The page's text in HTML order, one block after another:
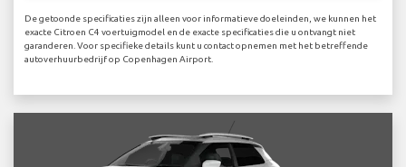
De getoonde specificaties zijn alleen voor informatieve doeleinden, we kunnen het
exacte Citroen C4 voertuigmodel en de exacte specificaties die u ontvangt niet
garanderen. Voor specifieke details kunt u contact opnemen met het betreffende
autoverhuurbedrijf op Copenhagen Airport.